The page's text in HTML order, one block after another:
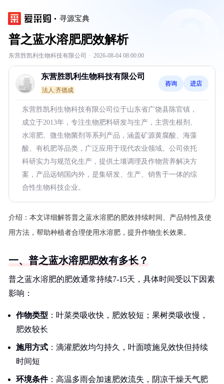
寻源宝典
普之蓝水溶肥肥效解析
东营胜凯利生物科技有限公司 · 2026-08-04 08:00:00
东营胜凯利生物科技有限公司
法人:齐德成
咨询 进店
东营胜凯利生物科技有限公司位于山东省广饶县陈官镇，
成立于2013年，专注生物肥料研发与生产，主营生根剂、
水溶肥、微生物菌剂等系列产品，涵盖矿源黄腐酸、海藻
酸、有机肥等品类，广泛应用于现代农业领域。公司依托
科研实力与规范化生产，提供土壤调理及作物营养解决方
案，产品远销国内外，是集研发、生产、销售于一体的综
合性生物科技企业。
介绍： 本文详细解答普之蓝水溶肥的肥效持续时间、产品特性及使
用方法，帮助种植者合理使用水溶肥，提升作物生长效果。
一、普之蓝水溶肥肥效有多长？
普之蓝水溶肥的肥效通常持续7-15天，具体时间受以下因素
影响：
作物类型 ：叶菜类吸收快，肥效较短；果树类吸收慢，
肥效较长
施用方式 ：滴灌肥效均匀持久，叶面喷施见效快但持续
时间短
环境条件：高温多雨会加速肥效流失，阴凉干燥天气肥